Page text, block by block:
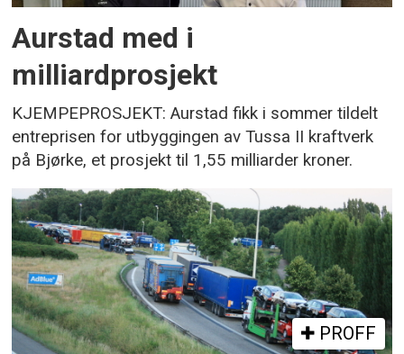
Aurstad med i
milliardprosjekt
KJEMPEPROSJEKT: Aurstad fikk i sommer tildelt
entreprisen for utbyggingen av Tussa II kraftverk
på Bjørke, et prosjekt til 1,55 milliarder kroner.
PROFF